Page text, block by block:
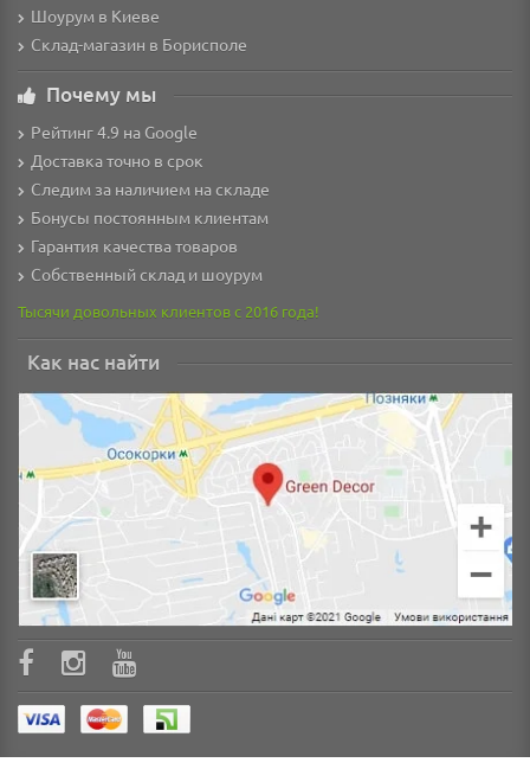
Шоурум в Киеве
Склад-магазин в Борисполе
Почему мы
Рейтинг 4.9 на Google
Доставка точно в срок
Следим за наличием на складе
Бонусы постоянным клиентам
Гарантия качества товаров
Собственный склад и шоурум
Тысячи довольных клиентов с 2016 года!
Как нас найти